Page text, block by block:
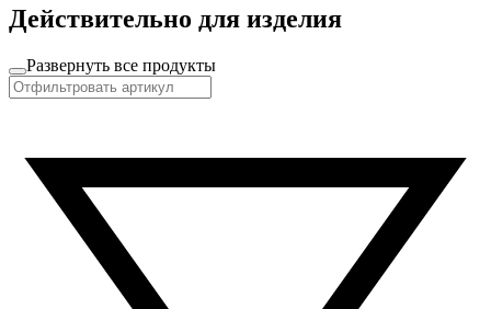
Действительно для изделия
Развернуть все продукты